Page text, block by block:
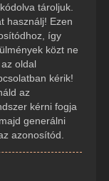
tároljuk.
használj! Ezen
így
közt ne
oldal
kérik!
az
kérni fogja
generálni
azonosítód.